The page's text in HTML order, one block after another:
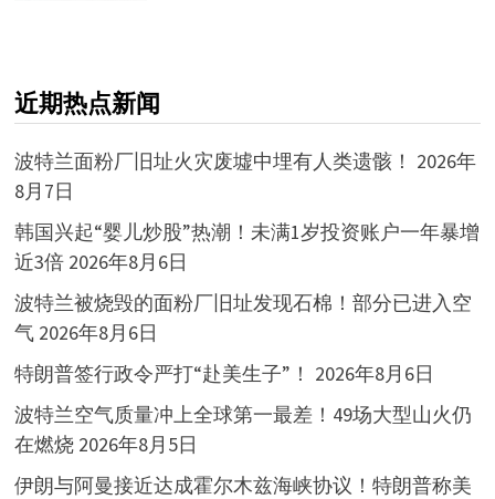
近期热点新闻
波特兰面粉厂旧址火灾废墟中埋有人类遗骸！ 2026年
8月7日
韩国兴起“婴儿炒股”热潮！未满1岁投资账户一年暴增
近3倍 2026年8月6日
波特兰被烧毁的面粉厂旧址发现石棉！部分已进入空
气 2026年8月6日
特朗普签行政令严打“赴美生子”！ 2026年8月6日
波特兰空气质量冲上全球第一最差！49场大型山火仍
在燃烧 2026年8月5日
伊朗与阿曼接近达成霍尔木兹海峡协议！特朗普称美